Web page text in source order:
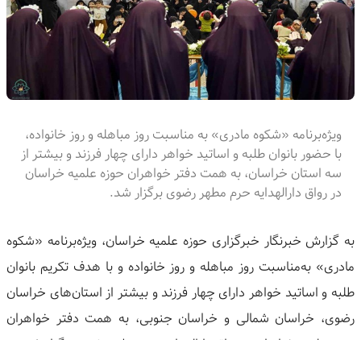
ویژه‌برنامه «شکوه مادری» به مناسبت روز مباهله و روز خانواده،
با حضور بانوان طلبه و اساتید خواهر دارای چهار فرزند و بیشتر از
سه استان خراسان، به همت دفتر خواهران حوزه علمیه خراسان
در رواق دارالهدایه حرم مطهر رضوی برگزار شد.
به گزارش خبرنگار خبرگزاری حوزه علمیه خراسان، ویژه‌برنامه «شکوه
مادری» به‌مناسبت روز مباهله و روز خانواده و با هدف تکریم بانوان
طلبه و اساتید خواهر دارای چهار فرزند و بیشتر از استان‌های خراسان
رضوی، خراسان شمالی و خراسان جنوبی، به همت دفتر خواهران